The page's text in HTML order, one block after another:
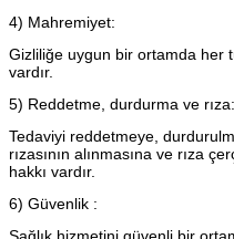
4) Mahremiyet:
Gizliliğe uygun bir ortamda her
vardır.
5) Reddetme, durdurma ve rıza:
Tedaviyi reddetmeye,
rızasının alınmasına ve rıza
hakkı vardır.
6) Güvenlik :
Sağlık hizmetini güvenli bir